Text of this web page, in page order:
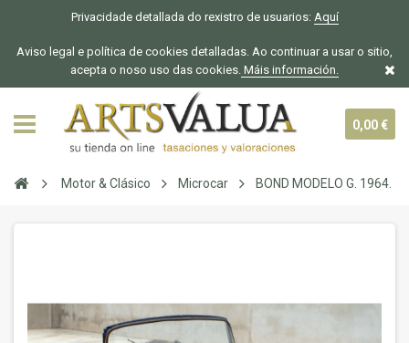
Privacidade detallada do rexistro de usuarios: Aquí
Aviso legal e política de cookies detalladas. Ao continuar a usar o sitio,
acepta o noso uso das cookies. Máis información.
0,00 €
Motor & Clásico Microcar BOND MODELO G. 1964.